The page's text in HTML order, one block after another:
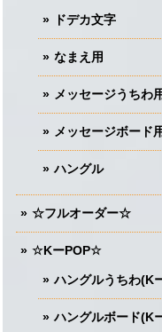
ドデカ文字
なまえ用
メッセージうちわ
メッセージボード
ハングル
☆フルオーダー☆
☆KーPOP☆
ハングルうちわ(K
ハングルボード(K